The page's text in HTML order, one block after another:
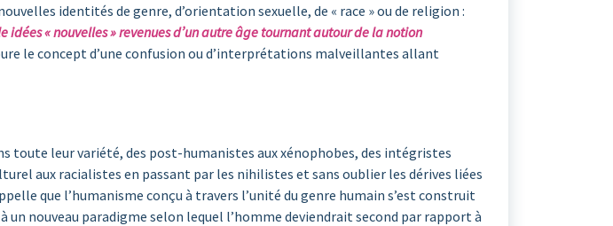
identités de genre, d’orientation sexuelle, de « race » ou de religion :
« nouvelles » revenues d’un autre âge tournant autour de la notion
le concept d’une confusion ou d’interprétations malveillantes allant
toute leur variété, des post-humanistes aux xénophobes, des intégristes
aux racialistes en passant par les nihilistes et sans oublier les dérives liées
que l’humanisme conçu à travers l’unité du genre humain s’est construit
nouveau paradigme selon lequel l’homme deviendrait second par rapport à